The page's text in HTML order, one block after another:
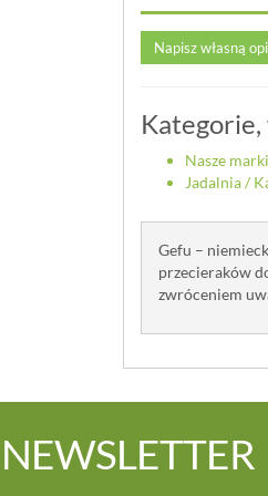
Napisz własną
Nasze marki
Jadalnia/
Gefu –
przecieraków
zwróceniem
NEWSLETTER